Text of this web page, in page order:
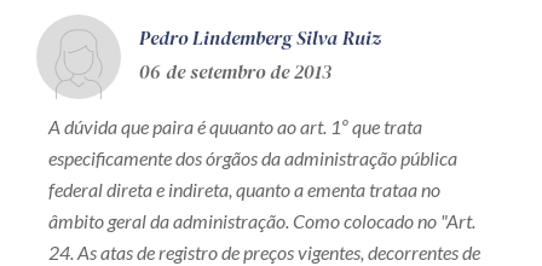
Pedro Lindemberg Silva Ruiz
06 de setembro de 2013
A dúvida que paira é quuanto ao art. 1º que trata
especificamente dos órgãos da administração pública
federal direta e indireta, quanto a ementa trataa no
âmbito geral da administração. Como colocado no "Art.
24. As atas de registro de preços vigentes, decorrentes de